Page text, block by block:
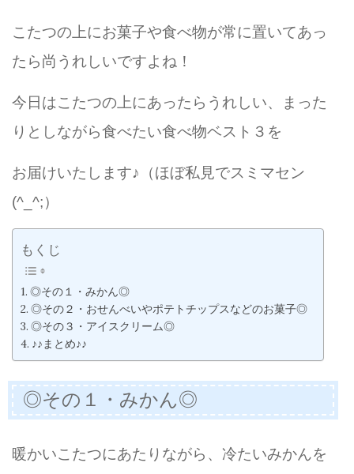
こたつの上にお菓子や食べ物が常に置いてあっ
たら尚うれしいですよね！
今日はこたつの上にあったらうれしい、まった
りとしながら食べたい食べ物ベスト３を
お届けいたします♪（ほぼ私見でスミマセン
(^_^;）
もくじ
◎その１・みかん◎
◎その２・おせんべいやポテトチップスなどのお菓子◎
◎その３・アイスクリーム◎
♪♪まとめ♪♪
◎その１・みかん◎
暖かいこたつにあたりながら、冷たいみかんを